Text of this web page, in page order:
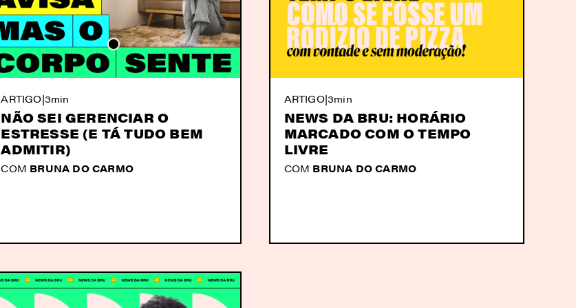
ARTIGO|3min
NÃO SEI GERENCIAR O
ESTRESSE (E TÁ TUDO BEM
ADMITIR)
COM BRUNA DO CARMO
ARTIGO|3min
NEWS DA BRU: HORÁRIO
MARCADO COM O TEMPO
LIVRE
COM BRUNA DO CARMO